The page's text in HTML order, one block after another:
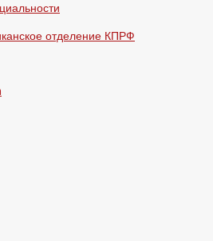
отделение КПРФ